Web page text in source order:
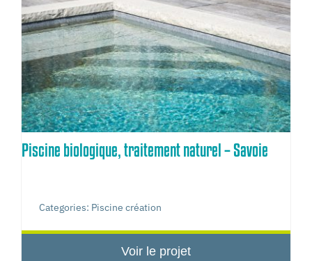
Piscine biologique, traitement naturel – Savoie
Categories: Piscine création
Voir le projet